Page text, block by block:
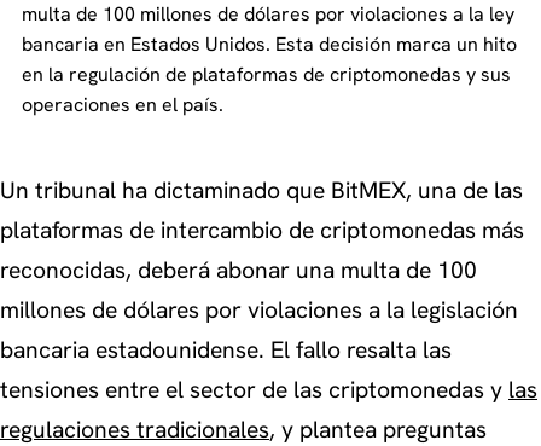
multa de 100 millones de dólares por violaciones a la ley
bancaria en Estados Unidos. Esta decisión marca un hito
en la regulación de plataformas de criptomonedas y sus
operaciones en el país.
Un tribunal ha dictaminado que BitMEX, una de las
plataformas de intercambio de criptomonedas más
reconocidas, deberá abonar una multa de 100
millones de dólares por violaciones a la legislación
bancaria estadounidense. El fallo resalta las
tensiones entre el sector de las criptomonedas y las
regulaciones tradicionales, y plantea preguntas